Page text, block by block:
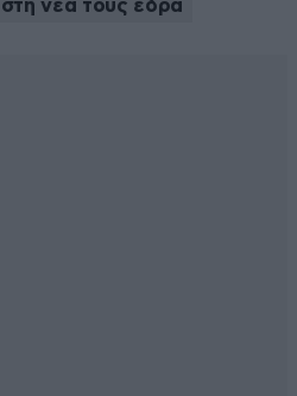
στη νέα τους έδρα